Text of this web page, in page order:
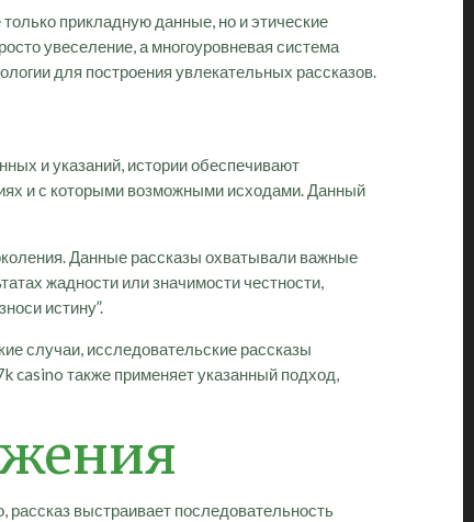
прикладную данные, но и этические
увеселение, а многоуровневая система
для построения увлекательных рассказов.
и указаний, истории обеспечивают
и с которыми возможными исходами. Данный
Данные рассказы охватывали важные
жадности или значимости честности,
истину”.
случаи, исследовательские рассказы
casino также применяет указанный подход,
выстраивает последовательность